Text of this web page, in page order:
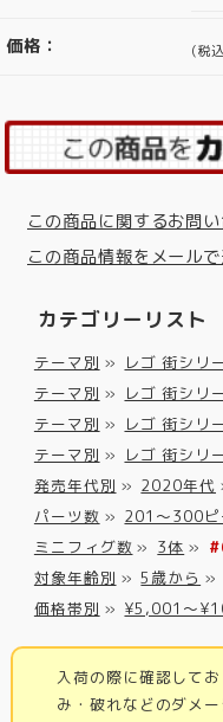
価格： (税
この商品に関するお問
この商品情報をメール
カテゴリーリスト
テーマ別 » レゴ 街シリ
テーマ別 » レゴ 街シリ
テーマ別 » レゴ 街シリ
テーマ別 » レゴ 街シリ
発売年代別 » 2020年代
パーツ数 » 201～300ピ
ミニフィグ数 » 3体 »
対象年齢別 » 5歳から »
価格帯別 » ¥5,001～
入荷の際に確認して
み・破れなどのダメ